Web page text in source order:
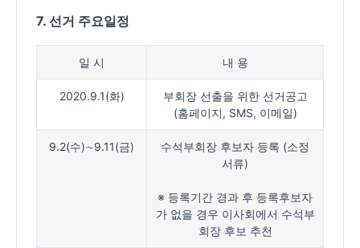
7. 선거 주요일정
일 시 내 용
2020.9.1(화)
부회장 선출을 위한 선거공고
(홈페이지, SMS, 이메일)
9.2(수)∼9.11(금)
수석부회장 후보자 등록 (소정
서류)
※ 등록기간 경과 후 등록후보자
가 없을 경우 이사회에서 수석부
회장 후보 추천